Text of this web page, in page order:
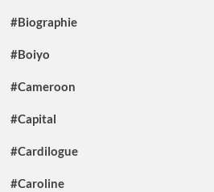
#Biographie
#Boiyo
#Cameroon
#Capital
#Cardilogue
#Caroline